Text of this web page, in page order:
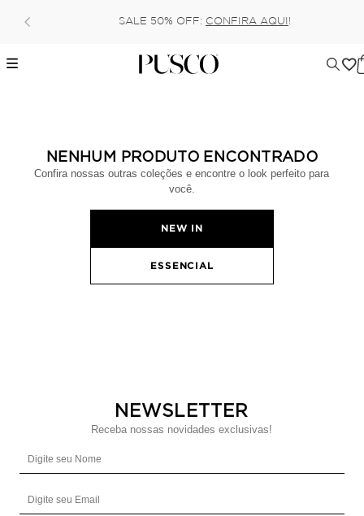
SALE 50% OFF: CONFIRA AQUI !
NENHUM PRODUTO ENCONTRADO
Confira nossas outras coleções e encontre o look perfeito para
você.
NEW IN
ESSENCIAL
NEWSLETTER
Receba nossas novidades exclusivas!